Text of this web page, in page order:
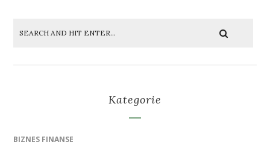
Kategorie
BIZNES FINANSE